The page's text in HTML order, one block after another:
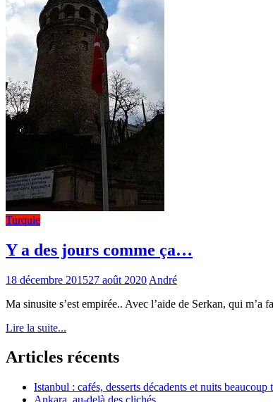
Turquie
Y a des jours comme ça…
18 décembre 201527 août 2020 André
Ma sinusite s’est empirée.. Avec l’aide de Serkan, qui m’a
Lire la suite...
Articles récents
Istanbul : cafés, desserts décadents et nuits beaucoup